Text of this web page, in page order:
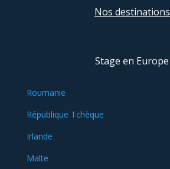
Nos destinations
Stage en Europe
Roumanie
République Tchèque
Irlande
Malte